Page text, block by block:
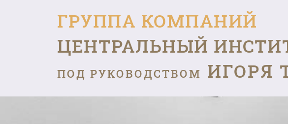
ГРУППА КОМПАНИЙ
ЦЕНТРАЛЬНЫЙ
ПОД РУКОВОДСТВОМ ИГОРЯ